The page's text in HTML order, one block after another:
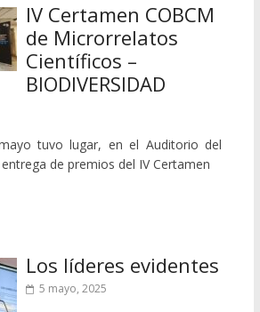
IV Certamen COBCM
de Microrrelatos
Científicos –
BIODIVERSIDAD
tuvo lugar, en el Auditorio del
de premios del IV Certamen
Los líderes evidentes
5 mayo, 2025